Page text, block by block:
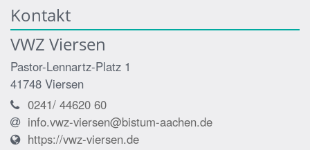
Kontakt
VWZ Viersen
Pastor-Lennartz-Platz 1
41748 Viersen
0241/ 44620 60
info.vwz-viersen@bistum-aachen.de
https://vwz-viersen.de